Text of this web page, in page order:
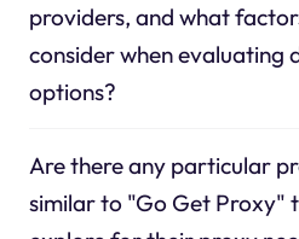
providers, and what
consider when evaluating
options?
Are there any particular
similar to "Go Get Proxy"